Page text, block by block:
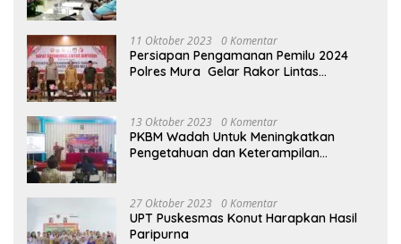
11 Oktober 2023 0 Komentar
Persiapan Pengamanan Pemilu 2024
Polres Mura Gelar Rakor Lintas
13 Oktober 2023 0 Komentar
PKBM Wadah Untuk Meningkatkan
Pengetahuan dan Keterampilan
27 Oktober 2023 0 Komentar
UPT Puskesmas Konut Harapkan Hasil
Paripurna